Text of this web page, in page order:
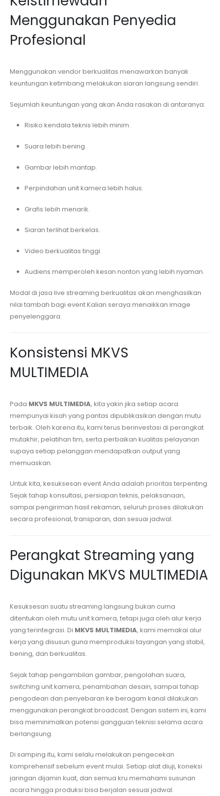
Menggunakan Penyedia
Profesional
Menggunakan vendor berkualitas menawarkan banyak
keuntungan ketimbang melakukan siaran langsung sendiri.
Sejumlah keuntungan yang akan Anda rasakan di antaranya:
Risiko kendala teknis lebih minim.
Suara lebih bening.
Gambar lebih mantap.
Perpindahan unit kamera lebih halus.
Grafis lebih menarik.
Siaran terlihat berkelas.
Video berkualitas tinggi.
Audiens memperoleh kesan nonton yang lebih nyaman.
Modal di jasa live streaming berkualitas akan menghasilkan
nilai tambah bagi event Kalian seraya menaikkan image
penyelenggara.
Konsistensi MKVS
MULTIMEDIA
Pada MKVS MULTIMEDIA, kita yakin jika setiap acara
mempunyai kisah yang pantas dipublikasikan dengan mutu
terbaik. Oleh karena itu, kami terus berinvestasi di perangkat
mutakhir, pelatihan tim, serta perbaikan kualitas pelayanan
supaya setiap pelanggan mendapatkan output yang
memuaskan.
Untuk kita, kesuksesan event Anda adalah prioritas terpenting.
Sejak tahap konsultasi, persiapan teknis, pelaksanaan,
sampai pengiriman hasil rekaman, seluruh proses dilakukan
secara profesional, transparan, dan sesuai jadwal.
Perangkat Streaming yang
Digunakan MKVS MULTIMEDIA
Kesuksesan suatu streaming langsung bukan cuma
ditentukan oleh mutu unit kamera, tetapi juga oleh alur kerja
yang terintegrasi. Di MKVS MULTIMEDIA, kami memakai alur
kerja yang disusun guna memproduksi tayangan yang stabil,
bening, dan berkualitas.
Sejak tahap pengambilan gambar, pengolahan suara,
switching unit kamera, penambahan desain, sampai tahap
pengodean dan penyebaran ke beragam kanal dilakukan
menggunakan perangkat broadcast. Dengan sistem ini, kami
bisa meminimalkan potensi gangguan teknisi selama acara
berlangsung.
Di samping itu, kami selalu melakukan pengecekan
komprehensif sebelum event mulai. Setiap alat diuji, koneksi
jaringan dijamin kuat, dan semua kru memahami susunan
acara hingga produksi bisa berjalan sesuai jadwal.